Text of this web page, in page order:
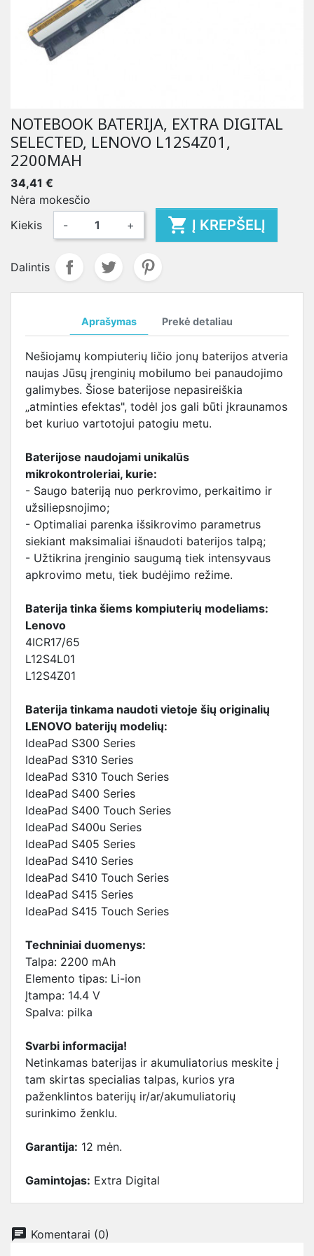
NOTEBOOK BATERIJA, EXTRA DIGITAL
SELECTED, LENOVO L12S4Z01,
2200MAH
34,41 €
Nėra mokesčio
Kiekis
- +  Į KREPŠELĮ
Dalintis
Aprašymas Prekė detaliau
Nešiojamų kompiuterių ličio jonų baterijos atveria
naujas Jūsų įrenginių mobilumo bei panaudojimo
galimybes. Šiose baterijose nepasireiškia
„atminties efektas", todėl jos gali būti įkraunamos
bet kuriuo vartotojui patogiu metu.
Baterijose naudojami unikalūs
mikrokontroleriai, kurie:
- Saugo bateriją nuo perkrovimo, perkaitimo ir
užsiliepsnojimo;
- Optimaliai parenka išsikrovimo parametrus
siekiant maksimaliai išnaudoti baterijos talpą;
- Užtikrina įrenginio saugumą tiek intensyvaus
apkrovimo metu, tiek budėjimo režime.
Baterija tinka šiems kompiuterių modeliams:
Lenovo
4ICR17/65
L12S4L01
L12S4Z01
Baterija tinkama naudoti vietoje šių originalių
LENOVO baterijų modelių:
IdeaPad S300 Series
IdeaPad S310 Series
IdeaPad S310 Touch Series
IdeaPad S400 Series
IdeaPad S400 Touch Series
IdeaPad S400u Series
IdeaPad S405 Series
IdeaPad S410 Series
IdeaPad S410 Touch Series
IdeaPad S415 Series
IdeaPad S415 Touch Series
Techniniai duomenys:
Talpa: 2200 mAh
Elemento tipas: Li-ion
Įtampa: 14.4 V
Spalva: pilka
Svarbi informacija!
Netinkamas baterijas ir akumuliatorius meskite į
tam skirtas specialias talpas, kurios yra
paženklintos baterijų ir/ar/akumuliatorių
surinkimo ženklu.
Garantija: 12 mėn.
Gamintojas: Extra Digital
chat Komentarai (0)